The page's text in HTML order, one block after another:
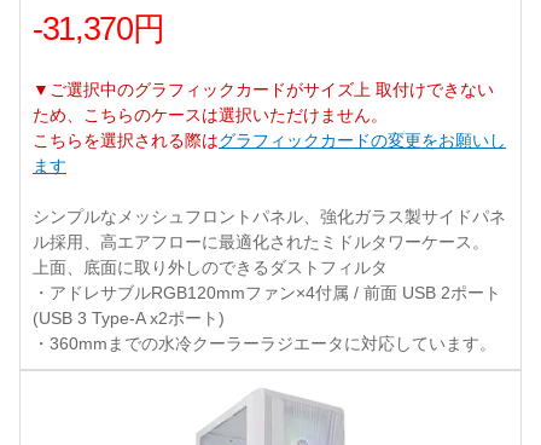
-31,370円
▼ご選択中のグラフィックカードがサイズ上 取付けできない
ため、こちらのケースは選択いただけません。
こちらを選択される際はグラフィックカードの変更をお願いし
ます
シンプルなメッシュフロントパネル、強化ガラス製サイドパネ
ル採用、高エアフローに最適化されたミドルタワーケース。
上面、底面に取り外しのできるダストフィルタ
・アドレサブルRGB120mmファン×4付属 / 前面 USB 2ポート
(USB 3 Type-A x2ポート)
・360mmまでの水冷クーラーラジエータに対応しています。